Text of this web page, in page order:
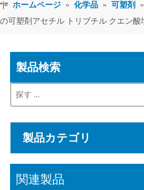
ホームページ » 化学品 » 可塑剤 »
の可塑剤アセチル トリブチル クエン酸
製品検索
製品カテゴリ
関連製品